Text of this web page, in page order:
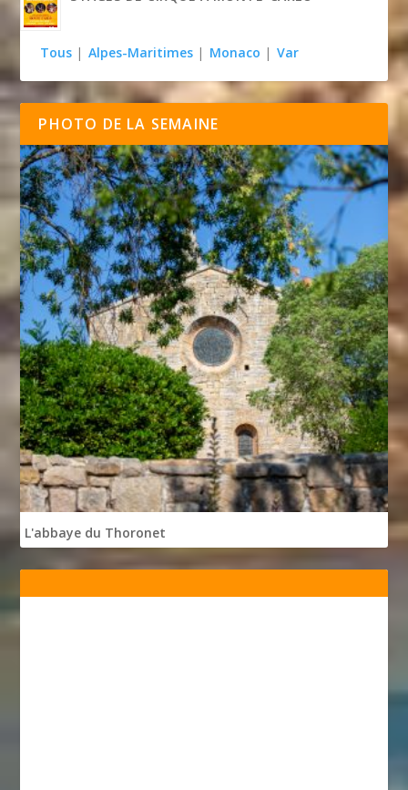
Tous | Alpes-Maritimes | Monaco | Var
PHOTO DE LA SEMAINE
L'abbaye du Thoronet